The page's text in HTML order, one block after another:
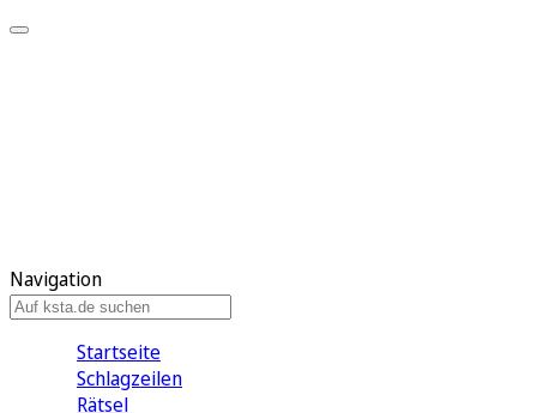
Navigation
Startseite
Schlagzeilen
Rätsel